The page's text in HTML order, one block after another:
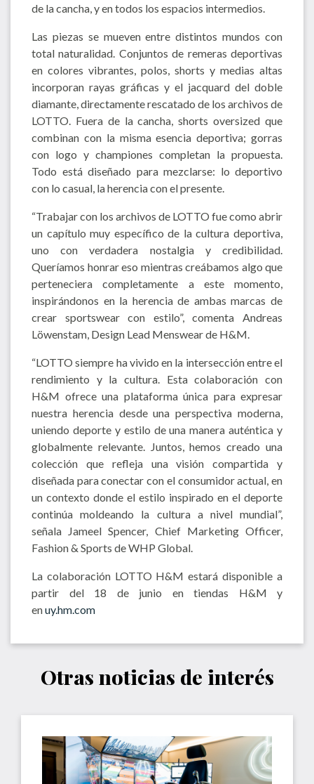
de la cancha, y en todos los espacios intermedios.
Las piezas se mueven entre distintos mundos con
total naturalidad. Conjuntos de remeras deportivas
en colores vibrantes, polos, shorts y medias altas
incorporan rayas gráficas y el jacquard del doble
diamante, directamente rescatado de los archivos de
LOTTO. Fuera de la cancha, shorts oversized que
combinan con la misma esencia deportiva; gorras
con logo y championes completan la propuesta.
Todo está diseñado para mezclarse: lo deportivo
con lo casual, la herencia con el presente.
“Trabajar con los archivos de LOTTO fue como abrir
un capítulo muy específico de la cultura deportiva,
uno con verdadera nostalgia y credibilidad.
Queríamos honrar eso mientras creábamos algo que
perteneciera completamente a este momento,
inspirándonos en la herencia de ambas marcas de
crear sportswear con estilo”, comenta Andreas
Löwenstam, Design Lead Menswear de H&M.
“LOTTO siempre ha vivido en la intersección entre el
rendimiento y la cultura. Esta colaboración con
H&M ofrece una plataforma única para expresar
nuestra herencia desde una perspectiva moderna,
uniendo deporte y estilo de una manera auténtica y
globalmente relevante. Juntos, hemos creado una
colección que refleja una visión compartida y
diseñada para conectar con el consumidor actual, en
un contexto donde el estilo inspirado en el deporte
continúa moldeando la cultura a nivel mundial”,
señala Jameel Spencer, Chief Marketing Officer,
Fashion & Sports de WHP Global.
La colaboración LOTTO H&M estará disponible a
partir del 18 de junio en tiendas H&M y
enuy.hm.com
Otras noticias de interés